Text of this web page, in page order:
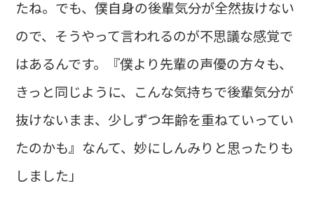
たね。でも、僕自身の後輩気分が全然抜けない
ので、そうやって言われるのが不思議な感覚で
はあるんです。『僕より先輩の声優の方々も、
きっと同じように、こんな気持ちで後輩気分が
抜けないまま、少しずつ年齢を重ねていってい
たのかも』なんて、妙にしんみりと思ったりも
しました」